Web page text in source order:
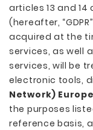
articles 13 and 14
(hereafter,
acquired at the
services, as well
services, will be
electronic tools,
Network) Europe
the purposes
reference basis,